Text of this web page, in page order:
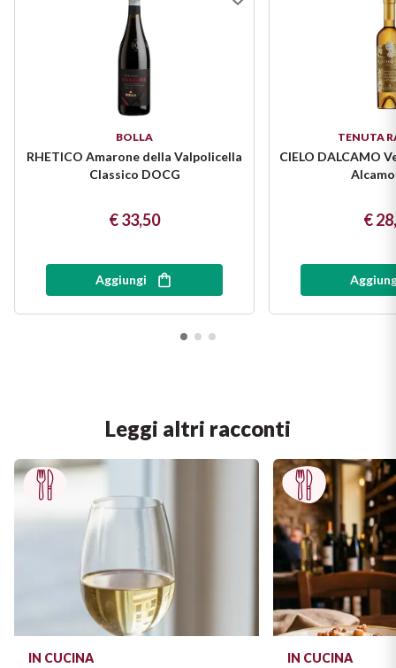
BOLLA
RHETICO Amarone della Valpolicella
Classico DOCG
€ 33,50
Aggiungi
TENUTA
CIELO DALCAMO
€
Leggi altri racconti
IN CUCINA IN CUCINA